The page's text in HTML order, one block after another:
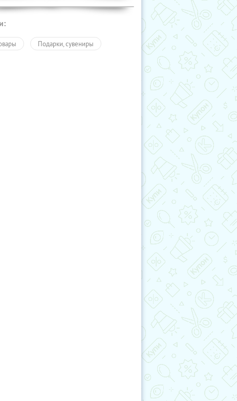
Подарки, сувениры